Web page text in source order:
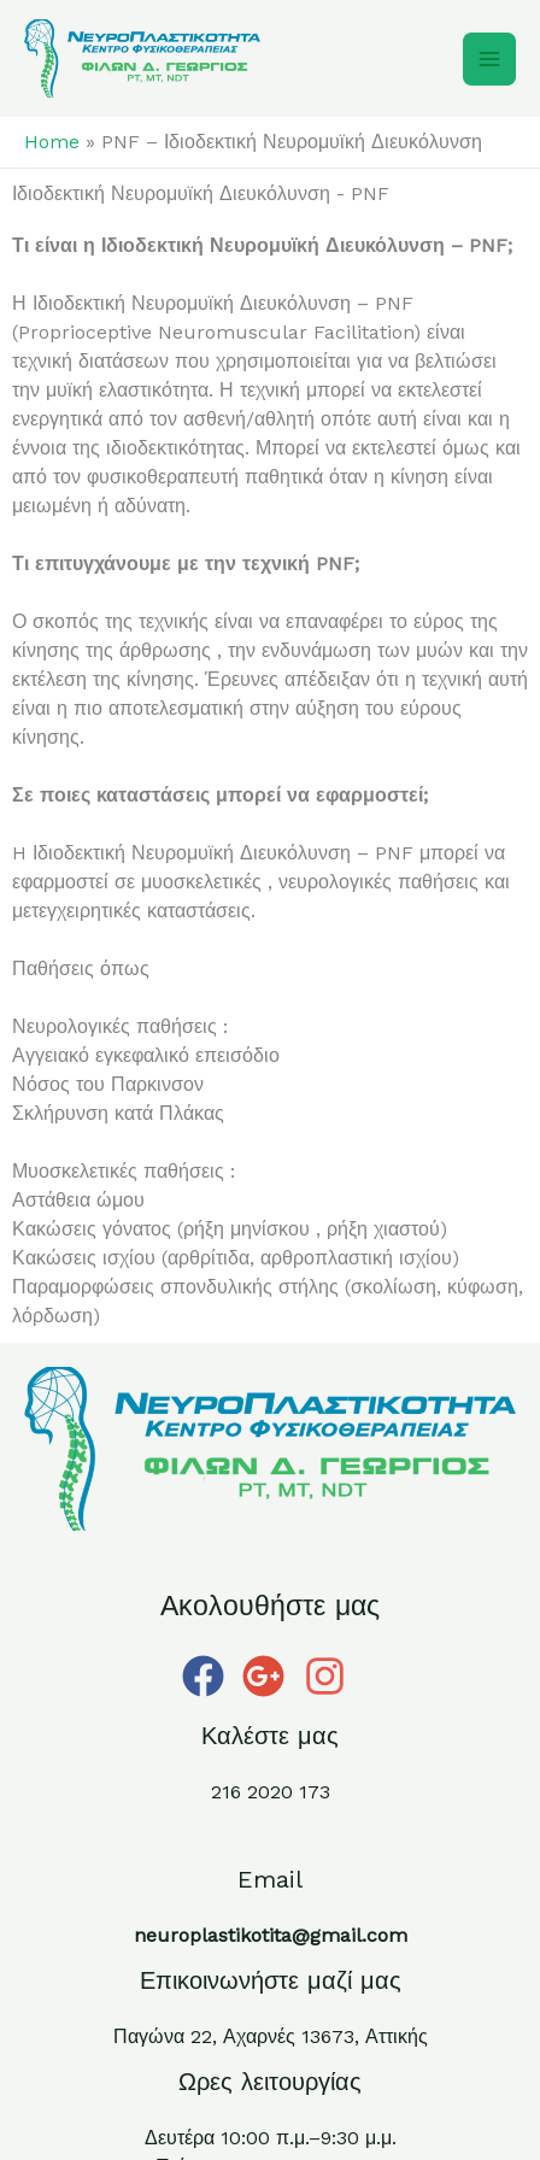
content
Home » PNF – Ιδιοδεκτική Νευρομυϊκή Διευκόλυνση
Ιδιοδεκτική Νευρομυϊκή Διευκόλυνση - PNF
Τι είναι η Ιδιοδεκτική Νευρομυϊκή Διευκόλυνση – PNF;
Η Ιδιοδεκτική Νευρομυϊκή Διευκόλυνση – PNF
(Proprioceptive Neuromuscular Facilitation) είναι
τεχνική διατάσεων που χρησιμοποιείται για να βελτιώσει
την μυϊκή ελαστικότητα. Η τεχνική μπορεί να εκτελεστεί
ενεργητικά από τον ασθενή/αθλητή οπότε αυτή είναι και η
έννοια της ιδιοδεκτικότητας. Μπορεί να εκτελεστεί όμως και
από τον φυσικοθεραπευτή παθητικά όταν η κίνηση είναι
μειωμένη ή αδύνατη.
Τι επιτυγχάνουμε με την τεχνική PNF;
Ο σκοπός της τεχνικής είναι να επαναφέρει το εύρος της
κίνησης της άρθρωσης , την ενδυνάμωση των μυών και την
εκτέλεση της κίνησης. Έρευνες απέδειξαν ότι η τεχνική αυτή
είναι η πιο αποτελεσματική στην αύξηση του εύρους
κίνησης.
Σε ποιες καταστάσεις μπορεί να εφαρμοστεί;
H Ιδιοδεκτική Νευρομυϊκή Διευκόλυνση – PNF μπορεί να
εφαρμοστεί σε μυοσκελετικές , νευρολογικές παθήσεις και
μετεγχειρητικές καταστάσεις.
Παθήσεις όπως
Νευρολογικές παθήσεις :
Αγγειακό εγκεφαλικό επεισόδιο
Νόσος του Παρκινσον
Σκλήρυνση κατά Πλάκας
Μυοσκελετικές παθήσεις :
Αστάθεια ώμου
Κακώσεις γόνατος (ρήξη μηνίσκου , ρήξη χιαστού)
Κακώσεις ισχίου (αρθρίτιδα, αρθροπλαστική ισχίου)
Παραμορφώσεις σπονδυλικής στήλης (σκολίωση, κύφωση,
λόρδωση)
Ακολουθήστε μας
Καλέστε μας
216 2020 173
Email
neuroplastikotita@gmail.com
Επικοινωνήστε μαζί μας
Παγώνα 22, Αχαρνές 13673, Αττικής
Ωρες λειτουργίας
Δευτέρα 10:00 π.μ.–9:30 μ.μ.